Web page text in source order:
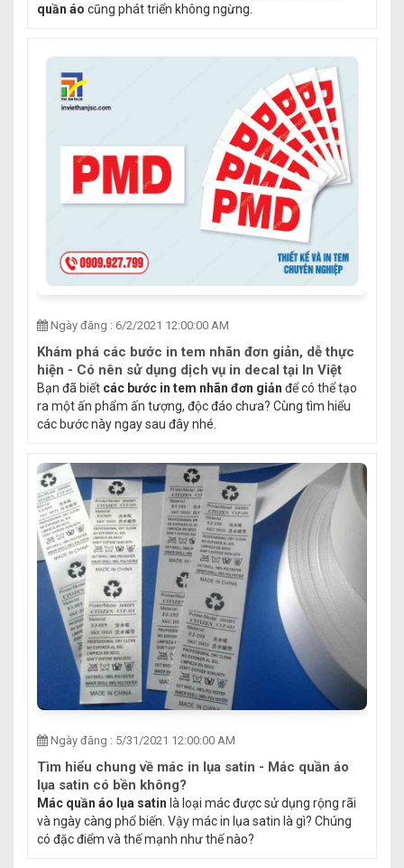
quần áo cũng phát triển không ngừng.
Ngày đăng : 6/2/2021 12:00:00 AM
Khám phá các bước in tem nhãn đơn giản, dễ thực
hiện - Có nên sử dụng dịch vụ in decal tại In Việt
Hàn không?
Bạn đã biết các bước in tem nhãn đơn giản để có thể tạo
ra một ấn phẩm ấn tượng, độc đáo chưa? Cùng tìm hiểu
các bước này ngay sau đây nhé.
Ngày đăng : 5/31/2021 12:00:00 AM
Tìm hiểu chung về mác in lụa satin - Mác quần áo
lụa satin có bền không?
Mác quần áo lụa satin là loại mác được sử dụng rộng rãi
và ngày càng phổ biến. Vậy mác in lụa satin là gì? Chúng
có đặc điểm và thế mạnh như thế nào?